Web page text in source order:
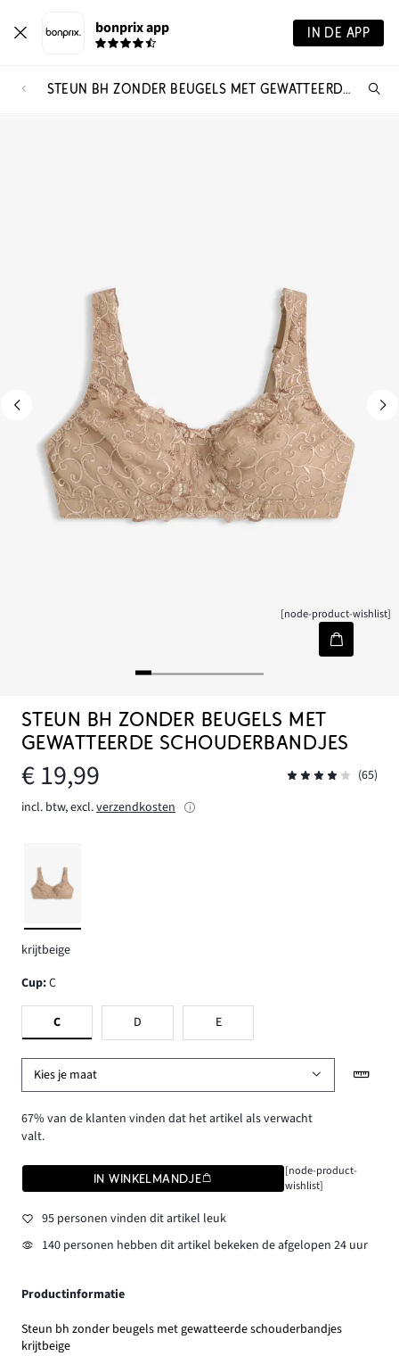
bonprix app IN DE APP
STEUN BH ZONDER BEUGELS MET GEWATTEERDE SCHOUDERBANDJES
[node-product-wishlist]
STEUN BH ZONDER BEUGELS MET
GEWATTEERDE SCHOUDERBANDJES
€ 19,99
(65)
incl. btw, excl.verzendkosten
krijtbeige
Cup:C
C D E
Kies je maat
67% van de klanten vinden dat het artikel als verwacht
valt.
IN WINKELMANDJE
[node-product-
wishlist]
95 personen vinden dit artikel leuk
140 personen hebben dit artikel bekeken de afgelopen 24 uur
Productinformatie
Steun bh zonder beugels met gewatteerde schouderbandjes
krijtbeige